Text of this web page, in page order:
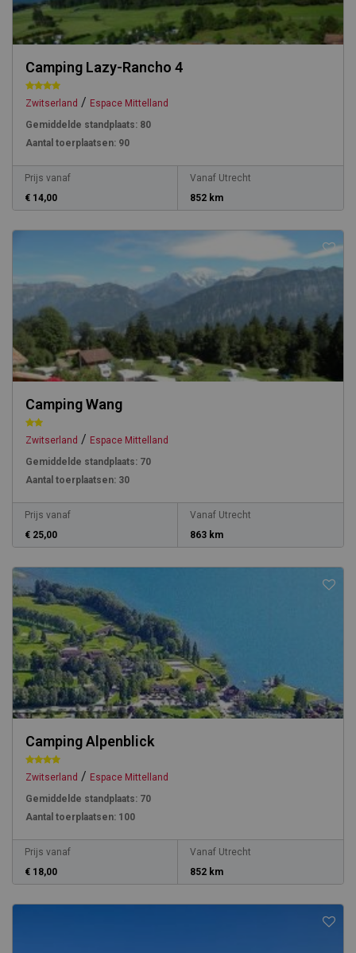
Camping Lazy-Rancho 4
Zwitserland / Espace Mittelland
Gemiddelde standplaats: 80
Aantal toerplaatsen: 90
Prijs vanaf
€ 14,00
Vanaf Utrecht
852 km
Camping Wang
Zwitserland / Espace Mittelland
Gemiddelde standplaats: 70
Aantal toerplaatsen: 30
Prijs vanaf
€ 25,00
Vanaf Utrecht
863 km
Camping Alpenblick
Zwitserland / Espace Mittelland
Gemiddelde standplaats: 70
Aantal toerplaatsen: 100
Prijs vanaf
€ 18,00
Vanaf Utrecht
852 km